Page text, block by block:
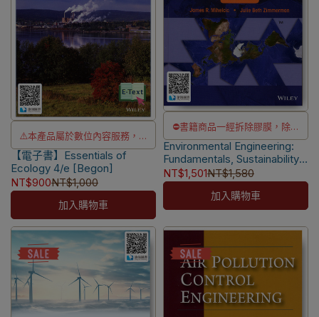
⚠️本產品屬於數位內容服務，一
經購買不提供退貨與退款
⚠️電子書產品僅限台灣境內使
用，海外IP無法註冊成功
【電子書】Essentials of
Ecology 4/e [Begon]
NT$900NT$1,000
加入購物車
⛔書籍商品一經拆除膠膜，除非
瑕疵換書不提供退貨與退款
✅訂購數量5本以上另有優惠，請
洽LINE客服訂購
Environmental Engineering:
Fundamentals, Sustainability,
Design 2/e [Mihelcic]
9781118741498
NT$1,501NT$1,580
加入購物車